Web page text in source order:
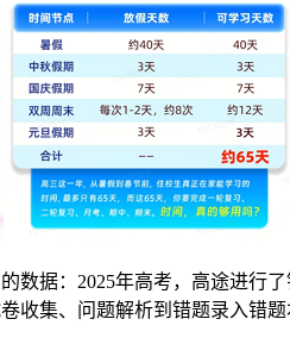
据：2025年高考，高途进行
收集、问题解析到错题录入错